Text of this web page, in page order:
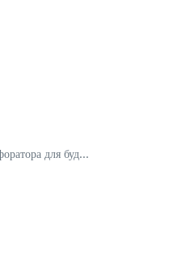
для буд...